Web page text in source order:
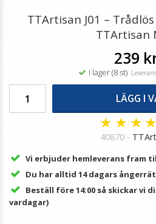
149 kr
LÄGG I
TTArtisan J01 –
TTArtisan
239
I lager (8 st)
LÄGG I
★ ★ ★ ★
40870 -
Vi erbjuder hemleverans fram
Du har alltid 14 dagars
Beställ före 14:00 så skickar vi
vardagar)